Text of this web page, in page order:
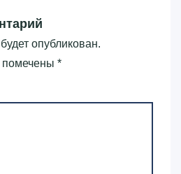
опубликован.
помечены *